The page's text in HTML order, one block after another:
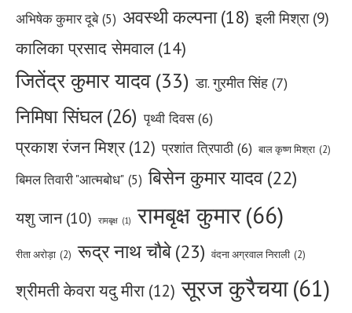
अभिषेक कुमार दूबे (5) अवस्थी कल्पना (18) इली मिश्रा (9)
कालिका प्रसाद सेमवाल (14)
जितेंद्र कुमार यादव (33) डा. गुरमीत सिंह (7)
निमिषा सिंघल(26) पृथ्वी दिवस (6)
प्रकाश रंजन मिश्र (12) प्रशांत त्रिपाठी (6) बाल कृष्ण मिश्रा (2)
बिमल तिवारी "आत्मबोध" (5) बिसेन कुमार यादव(22)
यशु जान (10) रामबृक्ष (1) रामबृक्ष कुमार(66)
रीता अरोड़ा (2) रूद्र नाथ चौबे(23) वंदना अग्रवाल निराली (2)
श्रीमती केवरा यदु मीरा (12) सूरज कुरैचया(61)